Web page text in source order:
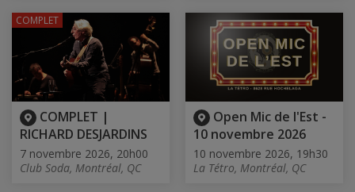
COMPLET |
RICHARD DESJARDINS
7 novembre 2026, 20h00
Club Soda, Montréal, QC
COMPLET
Open Mic de l'Est -
10 novembre 2026
10 novembre 2026, 19h30
La Tétro, Montréal, QC